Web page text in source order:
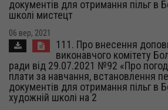
документів для отримання пільг в
школі мистецт
06 вер, 2021
111. Про внесення
виконавчого комітету
ради від 29.07.2021 №92 «Про
плати за навчання, встановлення
документів для отримання пільг в
художній школі на 2